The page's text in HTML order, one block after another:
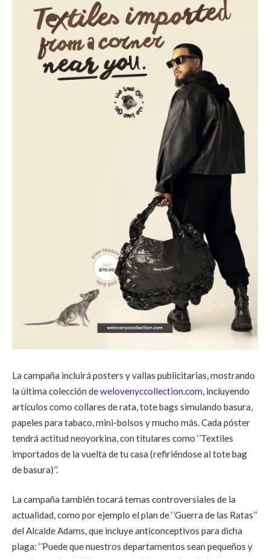
La campaña incluirá posters y vallas publicitarias, mostrando
la última colección dewelovenyccollection.com, incluyendo
artículos como collares de rata, tote bags simulando basura,
papeles para tabaco, mini-bolsos y mucho más. Cada póster
tendrá actitud neoyorkina, con titulares como ‘’Textiles
importados de la vuelta de tu casa (refiriéndose al tote bag
de basura)’’.
La campaña también tocará temas controversiales de la
actualidad, como por ejemplo el plan de ‘’Guerra de las Ratas’’
del Alcalde Adams, que incluye anticonceptivos para dicha
plaga: ‘’Puede que nuestros departamentos sean pequeños y